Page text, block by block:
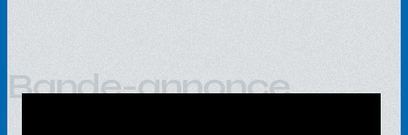
Bande-annonce